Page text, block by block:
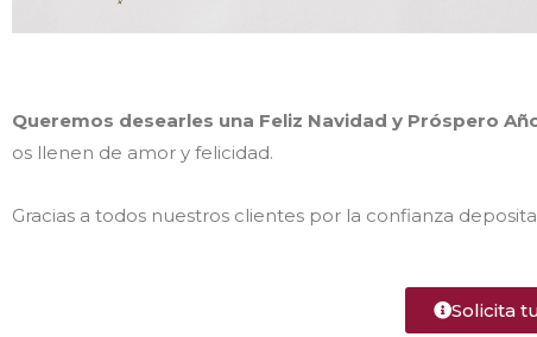
Queremos desearles una Feliz Navidad y Próspero
os llenen de amor y felicidad.
Gracias a todos nuestros clientes por la confianza
Solicita